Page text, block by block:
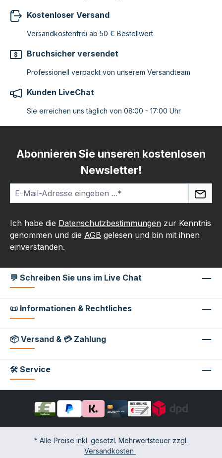
Kostenloser Versand
Versandkostenfrei ab 50 € Bestellwert
Bruchsicher versendet
Professionell verpackt von unserem Versandteam
Kunden LiveChat
Sie erreichen uns täglich von 08:00 - 17:00 Uhr
Abonnieren Sie unseren kostenlosen
Newsletter!
Ich habe die Datenschutzbestimmungen zur Kenntnis
genommen und die AGB gelesen und bin mit ihnen
einverstanden.
💬 Schreiben Sie uns im Live Chat
📜 Informationen & Rechtliches
📦 Versand & 💳 Zahlung
🛠 Service
* Alle Preise inkl. gesetzl. Mehrwertsteuer zzgl.
Versandkosten